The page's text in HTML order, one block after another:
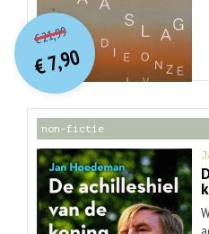
€21,99O
orspr
onkelijke
prijs
was:
€ 21,99.
€7,90
Huidige
prijs
is:
€ 7,90.
non-fictie